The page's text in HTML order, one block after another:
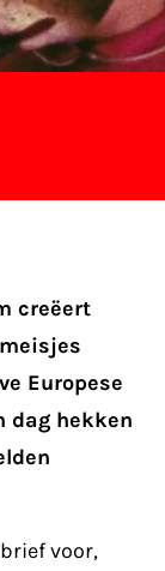
creëert
Europese
dag hekken
voor,